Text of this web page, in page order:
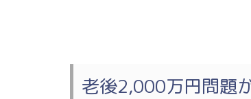
老後2,000万円問題